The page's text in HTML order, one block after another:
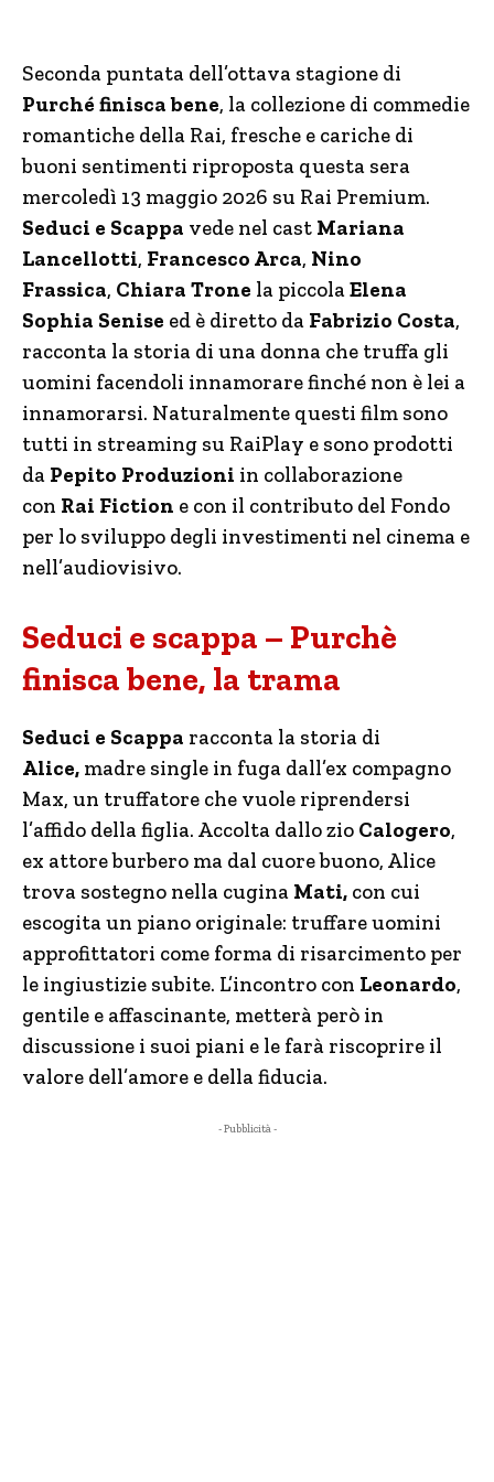
Seconda puntata dell’ottava stagione di
Purché finisca bene, la collezione di commedie
romantiche della Rai, fresche e cariche di
buoni sentimenti riproposta questa sera
mercoledì 13 maggio 2026 su Rai Premium.
Seduci e Scappa vede nel cast Mariana
Lancellotti, Francesco Arca, Nino
Frassica, Chiara Trone la piccolaElena
Sophia Senise ed è diretto da Fabrizio Costa,
racconta la storia di una donna che truffa gli
uomini facendoli innamorare finché non è lei a
innamorarsi. Naturalmente questi film sono
tutti in streaming su RaiPlay e sono prodotti
da Pepito Produzioni in collaborazione
con Rai Fiction e con il contributo del Fondo
per lo sviluppo degli investimenti nel cinema e
nell’audiovisivo.
Seduci e scappa – Purchè
finisca bene, la trama
Seduci e Scappa racconta la storia di
Alice, madre single in fuga dall’ex compagno
Max, un truffatore che vuole riprendersi
l’affido della figlia. Accolta dallo zio Calogero,
ex attore burbero ma dal cuore buono, Alice
trova sostegno nella cugina Mati, con cui
escogita un piano originale: truffare uomini
approfittatori come forma di risarcimento per
le ingiustizie subite. L’incontro con Leonardo,
gentile e affascinante, metterà però in
discussione i suoi piani e le farà riscoprire il
valore dell’amore e della fiducia.
- Pubblicità -